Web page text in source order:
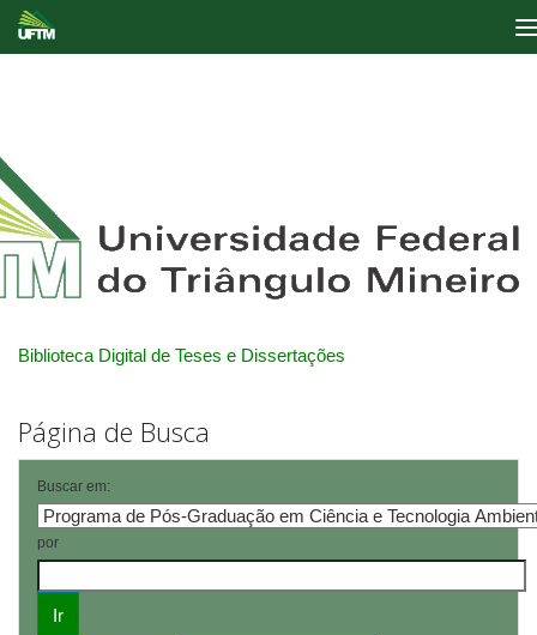
Biblioteca Digital de Teses e Dissertações
Página de Busca
Buscar em:
por